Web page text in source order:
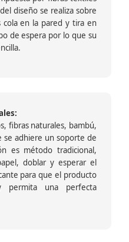
diseño se realiza sobre
cola en la pared y tira en
de espera por lo que su
fibras naturales, bambú,
se adhiere un soporte de
es método tradicional,
doblar y esperar el
para que el producto
permita una perfecta